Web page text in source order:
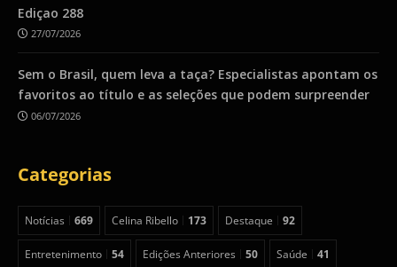
Ediçao 288
27/07/2026
Sem o Brasil, quem leva a taça? Especialistas apontam os
favoritos ao título e as seleções que podem surpreender
06/07/2026
Categorias
Notícias 669 Celina Ribello 173 Destaque 92
Entretenimento 54 Edições Anteriores 50 Saúde 41